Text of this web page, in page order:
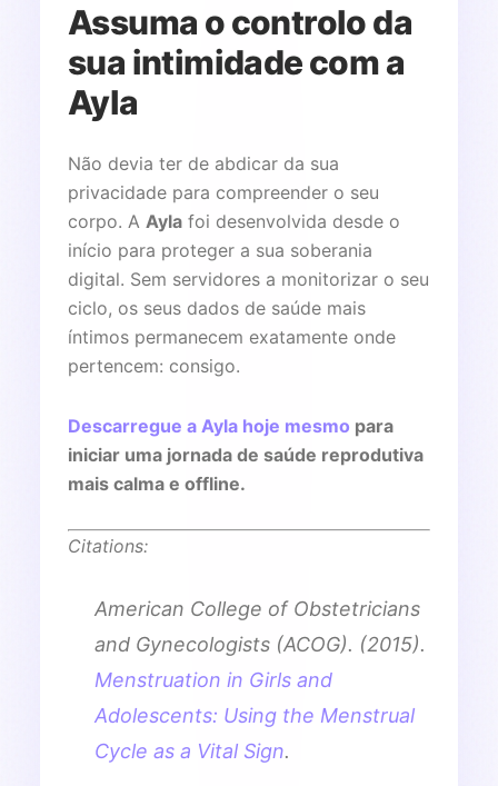
Assuma o controlo da
sua intimidade com a
Ayla
Não devia ter de abdicar da sua
privacidade para compreender o seu
corpo. A Ayla foi desenvolvida desde o
início para proteger a sua soberania
digital. Sem servidores a monitorizar o seu
ciclo, os seus dados de saúde mais
íntimos permanecem exatamente onde
pertencem: consigo.
Descarregue a Ayla hoje mesmo para
iniciar uma jornada de saúde reprodutiva
mais calma e offline.
Citations:
American College of Obstetricians
and Gynecologists (ACOG). (2015).
Menstruation in Girls and
Adolescents: Using the Menstrual
Cycle as a Vital Sign.